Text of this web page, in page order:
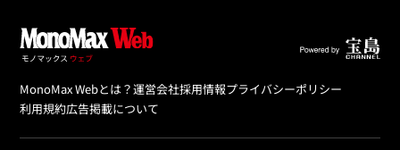
MonoMax Webとは？運営会社採用情報プライバシーポリシー
利用規約広告掲載について